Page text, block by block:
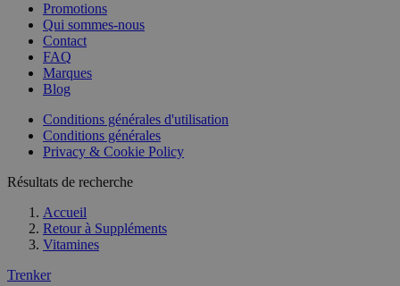
Promotions
Qui sommes-nous
Contact
FAQ
Marques
Blog
Conditions générales d'utilisation
Conditions générales
Privacy & Cookie Policy
Résultats de recherche
Accueil
Retour à Suppléments
Vitamines
Trenker